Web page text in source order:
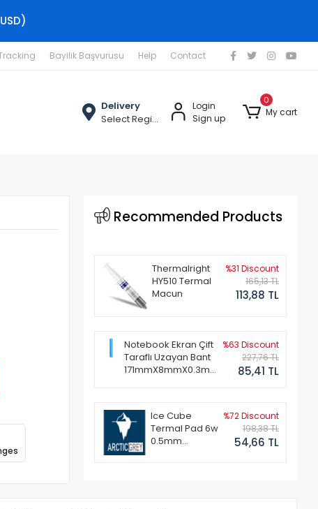
Bayilik Başvurusu Help Contact
Delivery
Select Region
Login
Sign up
0
My cart
Recommended Products
Thermalright
HY510 Termal
Macun
%31 Discount
165,13 TL
113,88 TL
Notebook Ekran Çift
Taraflı Uzayan Bant
171mmX8mmX0.3mm
%63 Discount
227,76 TL
85,41 TL
Ice Cube
Termal Pad 6w
0.5mm
%72 Discount
198,38 TL
54,66 TL